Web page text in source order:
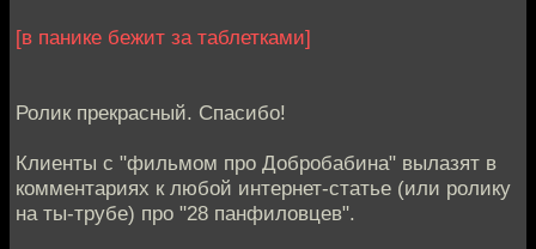
[в панике бежит за таблетками]
Ролик прекрасный. Спасибо!
Клиенты с "фильмом про Добробабина" вылазят в
комментариях к любой интернет-статье (или ролику
на ты-трубе) про "28 панфиловцев".